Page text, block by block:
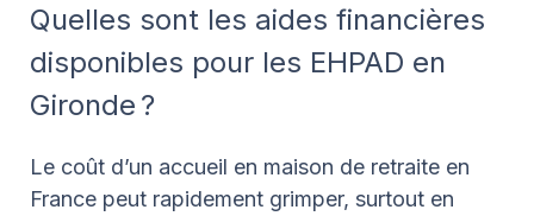
Quelles sont les aides financières
disponibles pour les EHPAD en
Gironde ?
Le coût d’un accueil en maison de retraite en
France peut rapidement grimper, surtout en